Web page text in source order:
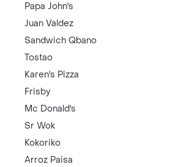
Papa John's
Juan Valdez
Sandwich Qbano
Tostao
Karen's Pizza
Frisby
Mc Donald's
Sr Wok
Kokoriko
Arroz Paisa